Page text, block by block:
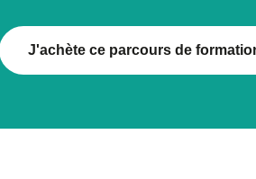
J'achète ce parcours de